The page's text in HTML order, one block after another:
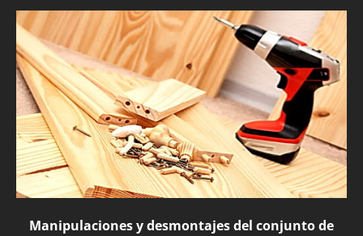
Manipulaciones y desmontajes del conjunto de